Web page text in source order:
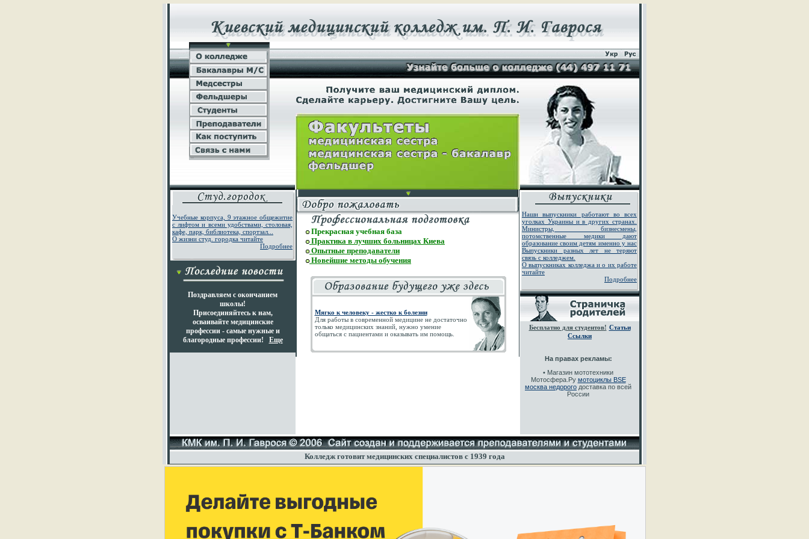
Учебные корпуса, 9 этажное общежитие
с лифтом и всеми удобствами, столовая,
кафе, парк, библиотека, спортзал...
О жизни студ. городка читайте
Подробнее
Поздравляем с окончанием
школы!
Присоединяйтесь к нам,
осваивайте медицинские
профессии - самые нужные и
благородные профессии! Еще
Прекрасная учебная база
Практика в лучших больницах Киева
Опытные преподаватели
Новейшие методы обучения
Мягко к человеку - жестко к болезни
Для работы в современной медицине не достаточно
только медицинских знаний, нужно умение
общаться с пациентами и оказывать им помощь.
Наши выпускники работают во всех
уголках Украины и в других странах.
Министры, бизнесмены,
потомственные медики дают
образование своим детям именно у нас
Выпускники разных лет не теряют
связь с колледжем.
О выпускниках колледжа и о их работе
читайте
Подробнее
Бесплатно для студентов! Статьи
Ссылки
На правах рекламы:
• Магазин мототехники
Мотосфера.Ру мотоциклы BSE
москва недорого доставка по всей
России
Колледж готовит медицинских специалистов с 1939 года